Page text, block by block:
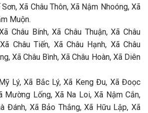
Xã Châu Thôn, Xã Nậm Nhoóng, Xã
Muộn.
Châu Bính, Xã Châu Thuận, Xã Châu
Châu Tiến, Xã Châu Hạnh, Xã Châu
Xã Châu Bình, Xã Châu Hoàn, Xã Diên
Lý, Xã Bắc Lý, Xã Keng Đu, Xã Đoọc
Mường Lống, Xã Na Loi, Xã Nậm Cắn,
Đánh, Xã Bảo Thắng, Xã Hữu Lập, Xã